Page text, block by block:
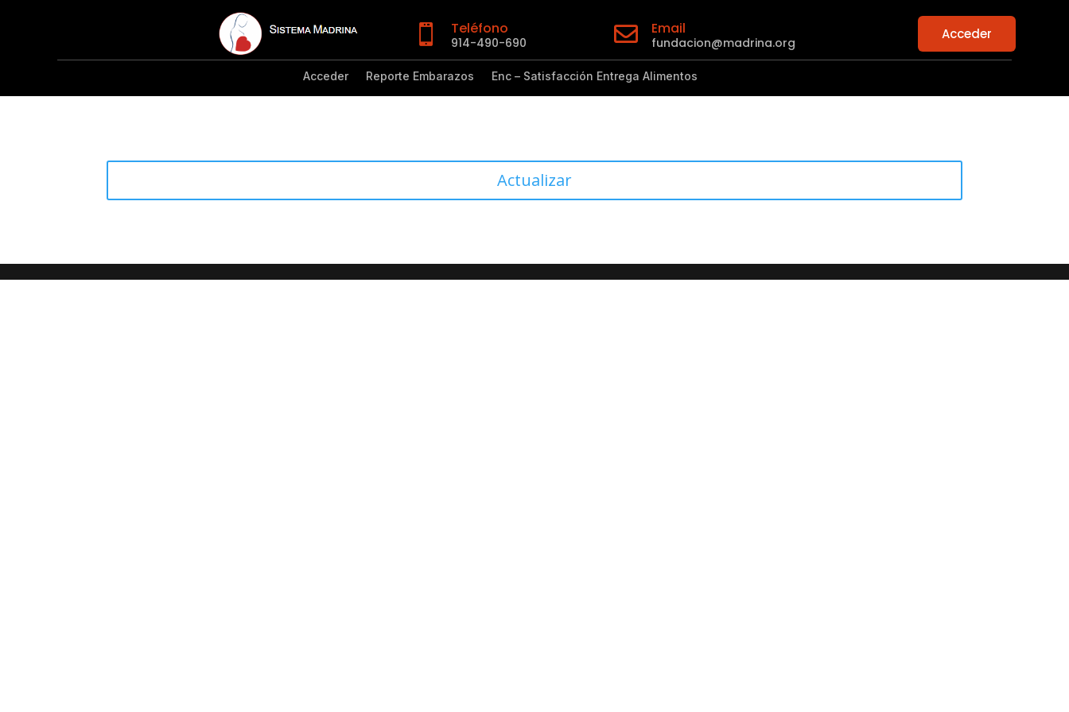
 Teléfono
914-490-690  Email
fundacion@madrina.org
Acceder
Acceder Reporte Embarazos Enc – Satisfacción Entrega Alimentos
Actualizar